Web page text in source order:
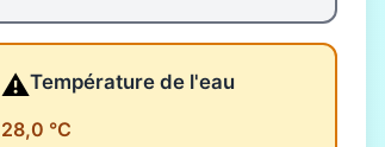
⚠️Température de l'eau
28,0 °C